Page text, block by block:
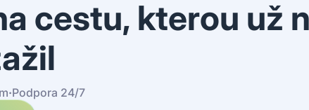
cestu, kterou už
·Podpora 24/7